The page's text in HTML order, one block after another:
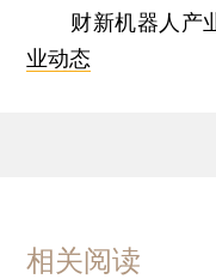
财新机器人产业
业动态
相关阅读